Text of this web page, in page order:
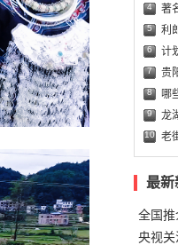
4 著
5 利
6 计
7 贵
8 哪
9 龙
10 老
最新
全国推
错过
央视关